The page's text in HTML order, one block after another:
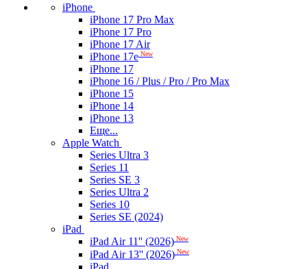
iPhone
iPhone 17 Pro Max
iPhone 17 Pro
iPhone 17 Air
iPhone 17e New
iPhone 17
iPhone 16 / Plus / Pro / Pro Max
iPhone 15
iPhone 14
iPhone 13
Еще...
Apple Watch
Series Ultra 3
Series 11
Series SE 3
Series Ultra 2
Series 10
Series SE (2024)
iPad
iPad Air 11'' (2026) New
iPad Air 13'' (2026) New
iPad